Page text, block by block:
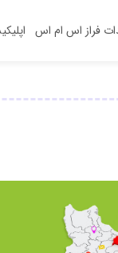
فراز اس ام اس